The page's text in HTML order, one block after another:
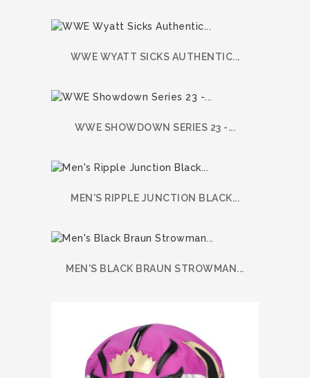
WWE WYATT SICKS AUTHENTIC...
WWE SHOWDOWN SERIES 23 -...
MEN'S RIPPLE JUNCTION BLACK...
MEN'S BLACK BRAUN STROWMAN...